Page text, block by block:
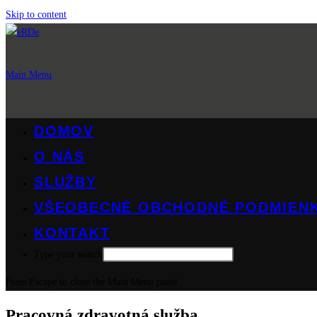
Skip to content
Main Menu
DOMOV
O NÁS
SLUŽBY
VŠEOBECNÉ OBCHODNÉ
KONTAKT